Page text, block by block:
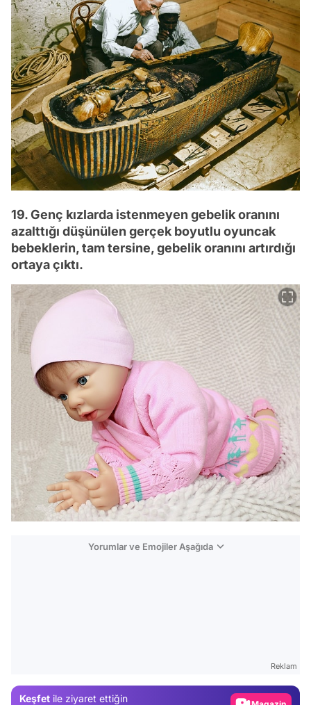
19. Genç kızlarda istenmeyen gebelik oranını
azalttığı düşünülen gerçek boyutlu oyuncak
bebeklerin, tam tersine, gebelik oranını artırdığı
ortaya çıktı.
Yorumlar ve Emojiler Aşağıda
Reklam
Keşfet ile ziyaret ettiğin